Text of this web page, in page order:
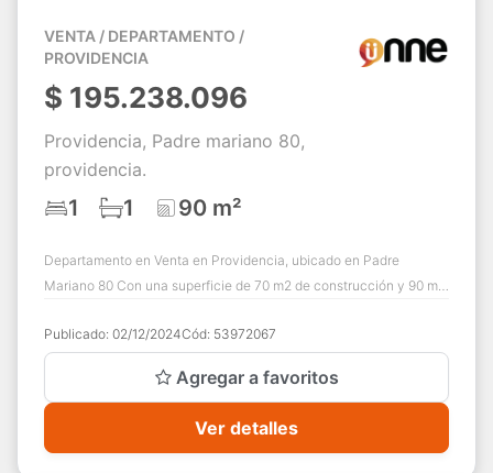
VENTA / DEPARTAMENTO /
PROVIDENCIA
$ 195.238.096
Providencia, Padre mariano 80,
providencia.
1 1 90 m²
Departamento en Venta en Providencia, ubicado en Padre
Mariano 80 Con una superficie de 70 m2 de construcción y 90 m2
Publicado: 02/12/2024Cód: 53972067
Agregar a favoritos
Ver detalles